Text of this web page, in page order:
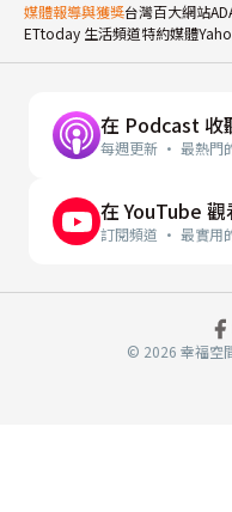
媒體報導與獲獎台灣百大網站
ETtoday 生活頻道特約媒體
在 Podcast 收
每週更新 · 最熱門
在 YouTube
訂閱頻道 · 最實用
© 2026 幸福空